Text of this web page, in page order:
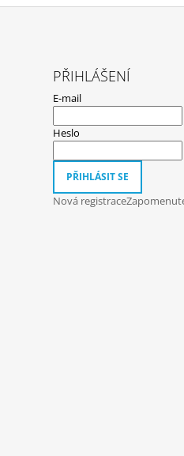
PŘIHLÁŠENÍ
E-mail
Heslo
PŘIHLÁSIT SE
Nová registrace